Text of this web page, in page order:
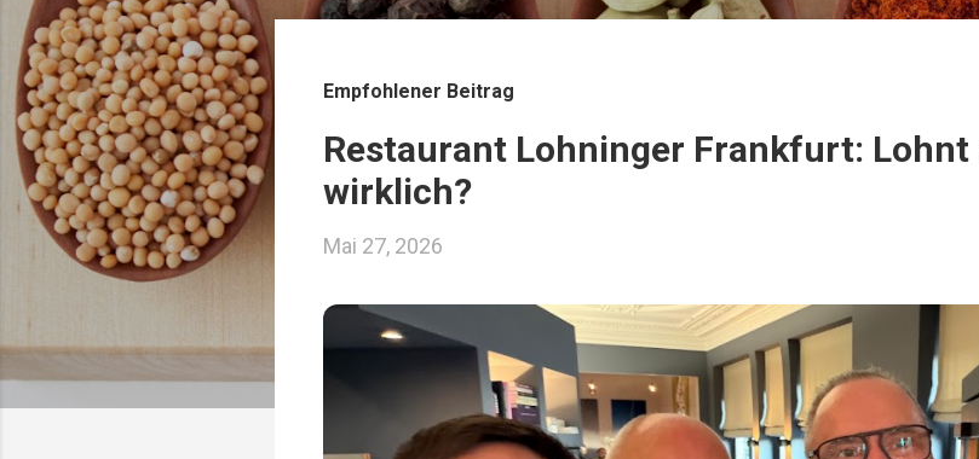
Empfohlener Beitrag
Restaurant Lohninger Frankfurt: Lohnt
wirklich?
Mai 27, 2026